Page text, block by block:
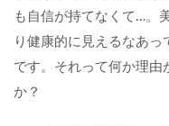
も自信が持てなくて…。
り健康的に見えるなあっ
です。それって何か理由
か？